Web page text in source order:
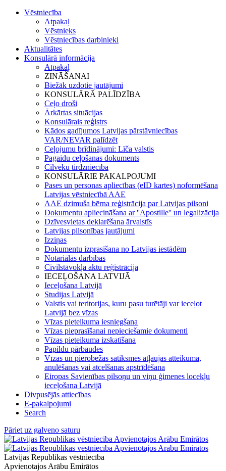
Vēstniecība
Atpakaļ
Vēstnieks
Vēstniecības darbinieki
Aktualitātes
Konsulārā informācija
Atpakaļ
ZINĀŠANAI
Biežāk uzdotie jautājumi
KONSULĀRĀ PALĪDZĪBA
Ceļo droši
Ārkārtas situācijas
Konsulārais reģistrs
Kādos gadījumos Latvijas pārstāvniecības
VAR/NEVAR palīdzēt
Ceļojumu brīdinājumi: Līča valstis
Pagaidu ceļošanas dokuments
Cilvēku tirdzniecība
KONSULĀRIE PAKALPOJUMI
Pases un personas apliecības (eID kartes) noformēšana
Latvijas vēstniecībā AAE
AAE dzimuša bērna reģistrācija par Latvijas pilsoni
Dokumentu apliecināšana ar ''Apostille'' un legalizācija
Dzīvesvietas deklarēšana ārvalstīs
Latvijas pilsonības jautājumi
Izziņas
Dokumentu izprasīšana no Latvijas iestādēm
Notariālās darbības
Civilstāvokļa aktu reģistrācija
IECEĻOŠANA LATVIJĀ
Ieceļošana Latvijā
Studijas Latvijā
Valstis vai teritorijas, kuru pasu turētāji var ieceļot
Latvijā bez vīzas
Vīzas pieteikuma iesniegšana
Vīzas pieprasīšanai nepieciešamie dokumenti
Vīzas pieteikuma izskatīšana
Papildu pārbaudes
Vīzas un pierobežas satiksmes atļaujas atteikuma,
anulēšanas vai atcelšanas apstrīdēšana
Eiropas Savienības pilsoņu un viņu ģimenes locekļu
ieceļošana Latvijā
Divpusējās attiecības
E-pakalpojumi
Search
Pāriet uz galveno saturu
Latvijas Republikas vēstniecība
Apvienotajos Arābu Emirātos